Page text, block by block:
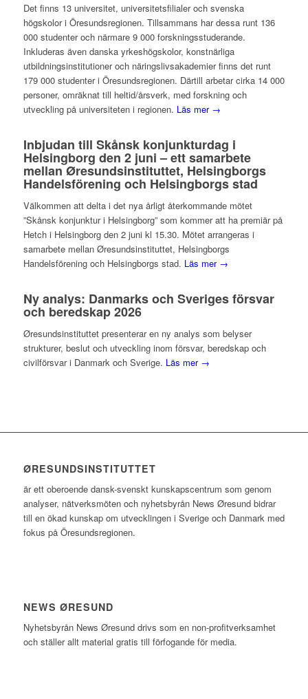
Det finns 13 universitet, universitetsfilialer och svenska
högskolor i Öresundsregionen. Tillsammans har dessa runt 136
000 studenter och närmare 9 000 forskningsstuderande.
Inkluderas även danska yrkeshögskolor, konstnärliga
utbildningsinstitutioner och näringslivsakademier finns det runt
179 000 studenter i Öresundsregionen. Därtill arbetar cirka 14 000
personer, omräknat till heltid/årsverk, med forskning och
utveckling på universiteten i regionen. Läs mer →
Inbjudan till Skånsk konjunkturdag i
Helsingborg den 2 juni – ett samarbete
mellan Øresundsinstituttet, Helsingborgs
Handelsförening och Helsingborgs stad
Välkommen att delta i det nya årligt återkommande mötet
”Skånsk konjunktur i Helsingborg” som kommer att ha premiär på
Hetch i Helsingborg den 2 juni kl 15.30. Mötet arrangeras i
samarbete mellan Øresundsinstituttet, Helsingborgs
Handelsförening och Helsingborgs stad. Läs mer →
Ny analys: Danmarks och Sveriges försvar
och beredskap 2026
Øresundsinstituttet presenterar en ny analys som belyser
strukturer, beslut och utveckling inom försvar, beredskap och
civilförsvar i Danmark och Sverige. Läs mer →
ØRESUNDSINSTITUTTET
är ett oberoende dansk-svenskt kunskapscentrum som genom
analyser, nätverksmöten och nyhetsbyrån News Øresund bidrar
till en ökad kunskap om utvecklingen i Sverige och Danmark med
fokus på Öresundsregionen.
NEWS ØRESUND
Nyhetsbyrån News Øresund drivs som en non-profitverksamhet
och ställer allt material gratis till förfogande för media.